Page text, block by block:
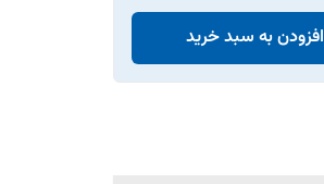
افزودن به سبد خرید